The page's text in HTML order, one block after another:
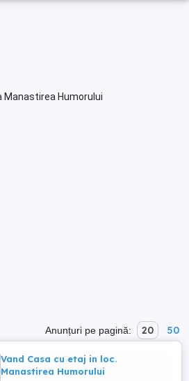
Humorului
Anunțuri pe pagină: 20 50
Vand Casa cu etaj in loc.
Manastirea Humorului